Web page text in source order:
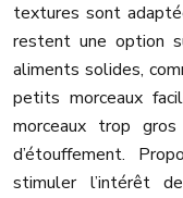
textures sont
restent une option
aliments solides,
petits morceaux
morceaux trop
d’étouffement.
stimuler l’intérêt